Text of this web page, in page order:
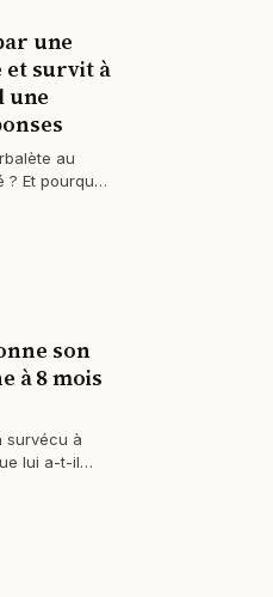
une
et survit à
une
au
? Et pourquoi
son
à 8 mois
survécu à
lui a-t-il